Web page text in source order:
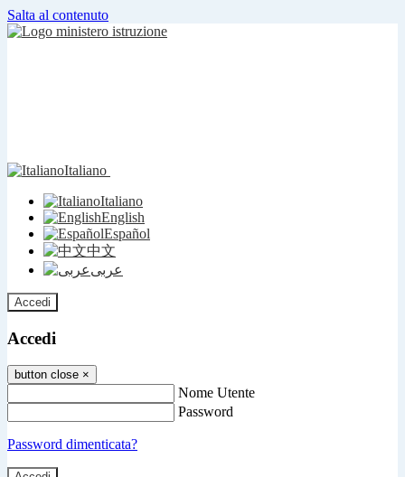
Salta al contenuto
Italiano
Italiano
English
Español
中文
عربى
Accedi
Accedi
button close ×
Nome Utente
Password
Password dimenticata?